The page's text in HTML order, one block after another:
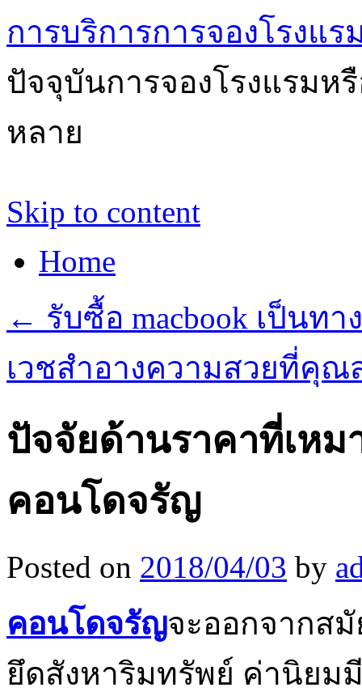
การบริการการจองโรงแ
ปัจจุบันการจองโรงแรมห
หลาย
Skip to content
Home
← รับซื้อ macbook เป็นท
เวชสำอางความสวยที่คุณ
ปัจจัยด้านราคาที่เหม
คอนโดจรัญ
Posted on 2018/04/03 by
คอนโดจรัญจะออกจากส
ยึดสังหาริมทรัพย์ ค่านิยม